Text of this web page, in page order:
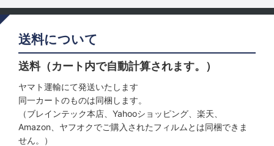
送料について
送料（カート内で自動計算されます。）
ヤマト運輸にて発送いたします
同一カートのものは同梱します。
（ブレインテック本店、Yahooショッピング、楽天、
Amazon、ヤフオクでご購入されたフィルムとは同梱できま
せん。）